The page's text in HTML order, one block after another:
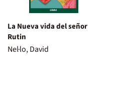
La Nueva vida del señor
Rutin
Nel·lo, David